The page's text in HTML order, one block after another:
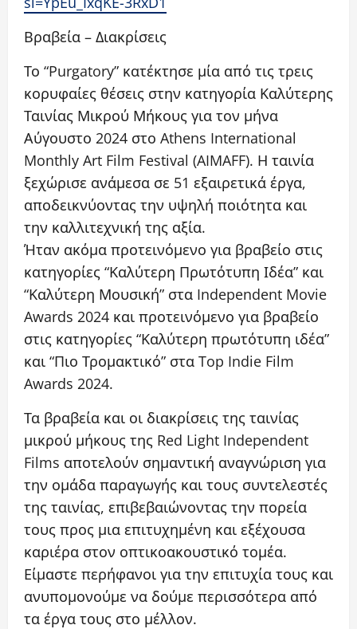
Βραβεία – Διακρίσεις
Το “Purgatory” κατέκτησε μία από τις τρεις
κορυφαίες θέσεις στην κατηγορία Καλύτερης
Ταινίας Μικρού Μήκους για τον μήνα
Αύγουστο 2024 στο Athens International
Monthly Art Film Festival (AIMAFF). Η ταινία
ξεχώρισε ανάμεσα σε 51 εξαιρετικά έργα,
αποδεικνύοντας την υψηλή ποιότητα και
την καλλιτεχνική της αξία.
Ήταν ακόμα προτεινόμενο για βραβείο στις
κατηγορίες “Καλύτερη Πρωτότυπη Ιδέα” και
“Καλύτερη Μουσική” στα Independent Movie
Awards 2024 και προτεινόμενο για βραβείο
στις κατηγορίες “Καλύτερη πρωτότυπη ιδέα”
και “Πιο Τρομακτικό” στα Top Indie Film
Awards 2024.
Τα βραβεία και οι διακρίσεις της ταινίας
μικρού μήκους της Red Light Independent
Films αποτελούν σημαντική αναγνώριση για
την ομάδα παραγωγής και τους συντελεστές
της ταινίας, επιβεβαιώνοντας την πορεία
τους προς μια επιτυχημένη και εξέχουσα
καριέρα στον οπτικοακουστικό τομέα.
Είμαστε περήφανοι για την επιτυχία τους και
ανυπομονούμε να δούμε περισσότερα από
τα έργα τους στο μέλλον.